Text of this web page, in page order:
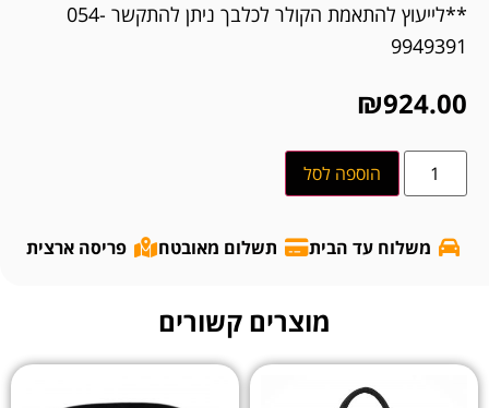
**לייעוץ להתאמת הקולר לכלבך ניתן להתקשר 054-
9949391
₪924.00
הוספה לסל
משלוח עד הבית תשלום מאובטח פריסה ארצית
מוצרים קשורים